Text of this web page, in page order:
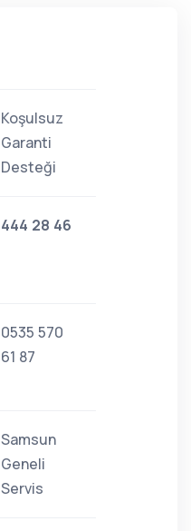
Koşulsuz
Garanti
Desteği
444 28 46
0535 570
61 87
Samsun
Geneli
Servis